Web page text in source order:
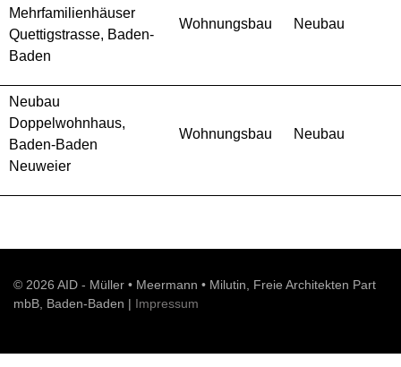
Mehrfamilienhäuser
Quettigstrasse, Baden-
Baden
Wohnungsbau Neubau
Neubau
Doppelwohnhaus,
Baden-Baden
Neuweier
Wohnungsbau Neubau
© 2026 AID - Müller • Meermann • Milutin, Freie Architekten Part
mbB, Baden-Baden | Impressum